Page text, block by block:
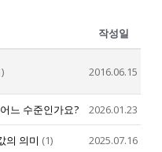
작성일
2016.06.15
느 수준인가요? 2026.01.23
의 의미 (1) 2025.07.16